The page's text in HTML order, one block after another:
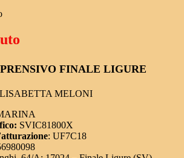
FINALE LIGURE
MELONI
SVIC81800X
: UF7C18